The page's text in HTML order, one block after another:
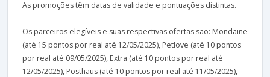
As promoções têm datas de validade e pontuações distintas.
Os parceiros elegíveis e suas respectivas ofertas são: Mondaine
(até 15 pontos por real até 12/05/2025), Petlove (até 10 pontos
por real até 09/05/2025), Extra (até 10 pontos por real até
12/05/2025), Posthaus (até 10 pontos por real até 11/05/2025),